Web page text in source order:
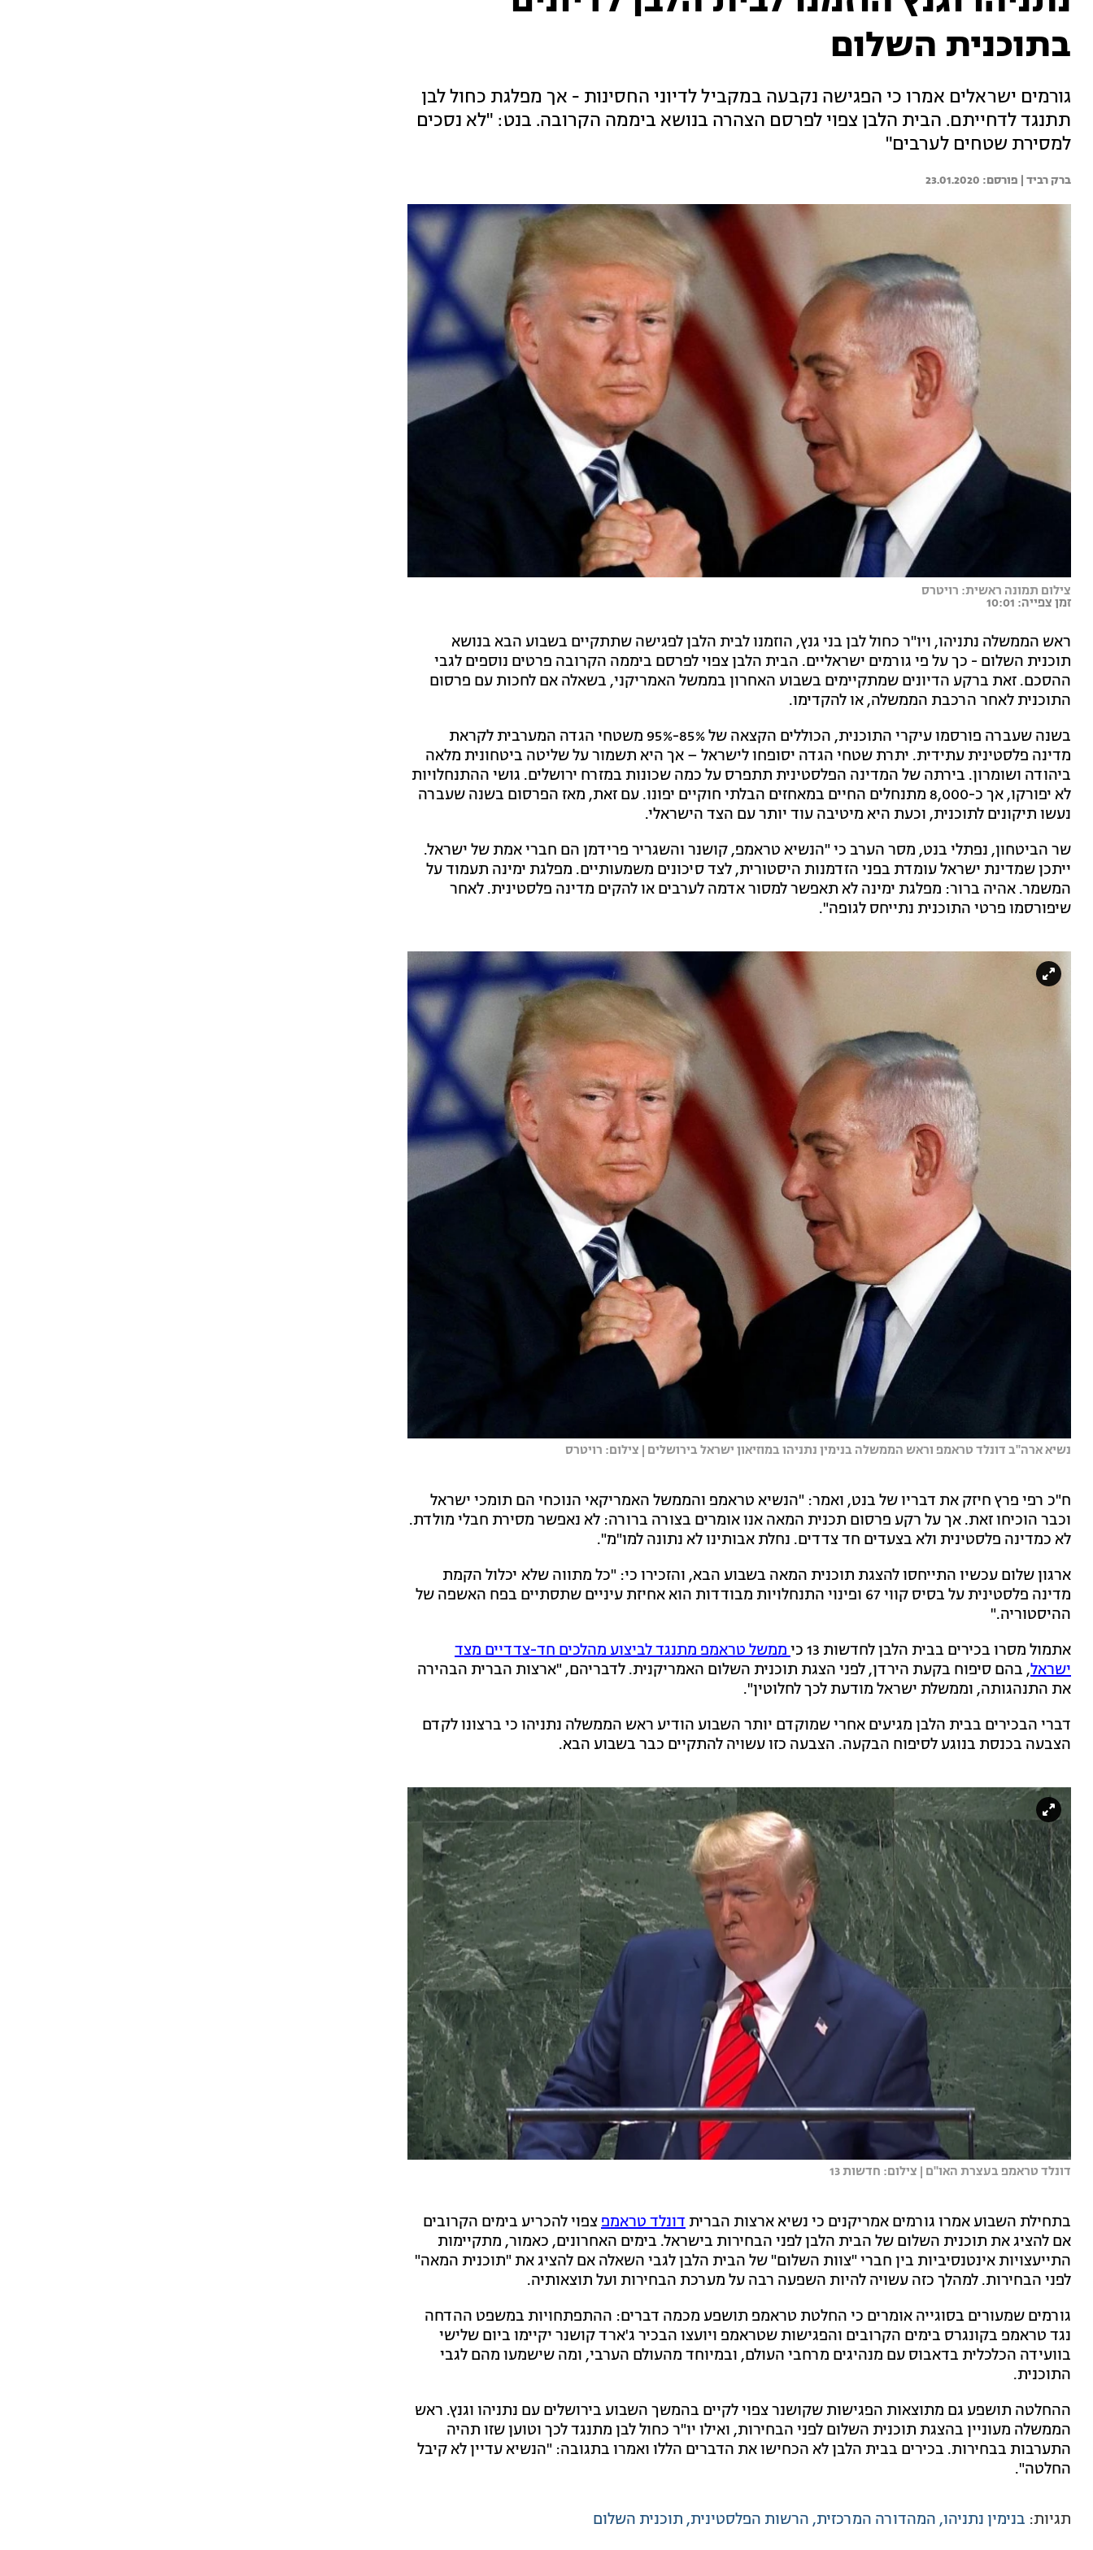
בתוכנית השלום
גורמים ישראלים אמרו כי הפגישה נקבעה במקביל לדיוני החסינות - אך מפלגת כחול לבן
תתנגד לדחייתם. הבית הלבן צפוי לפרסם הצהרה בנושא ביממה הקרובה. בנט: "לא נסכים
למסירת שטחים לערבים"
ברק רביד | 23.01.2020
צילום תמונה ראשית: רויטרס
זמן צפייה: 10:01
ראש הממשלה נתניהו, ויו"ר כחול לבן בני גנץ, הוזמנו לבית הלבן לפגישה שתתקיים בשבוע הבא בנושא
תוכנית השלום - כך על פי גורמים ישראליים. הבית הלבן צפוי לפרסם ביממה הקרובה פרטים נוספים לגבי
ההסכם. זאת ברקע הדיונים שמתקיימים בשבוע האחרון בממשל האמריקני, בשאלה אם לחכות עם פרסום
התוכנית לאחר הרכבת הממשלה, או להקדימו.
בשנה שעברה פורסמו עיקרי התוכנית, הכוללים הקצאה של 85%-95% משטחי הגדה המערבית לקראת
מדינה פלסטינית עתידית. יתרת שטחי הגדה יסופחו לישראל – אך היא תשמור על שליטה ביטחונית מלאה
ביהודה ושומרון. בירתה של המדינה הפלסטינית תתפרס על כמה שכונות במזרח ירושלים. גושי ההתנחלויות
לא יפורקו, אך כ-8,000 מתנחלים החיים במאחזים הבלתי חוקיים יפונו. עם זאת, מאז הפרסום בשנה שעברה
נעשו תיקונים לתוכנית, וכעת היא מיטיבה עוד יותר עם הצד הישראלי.
שר הביטחון, נפתלי בנט, מסר הערב כי "‏הנשיא טראמפ, קושנר והשגריר פרידמן הם חברי אמת של ישראל.
ייתכן שמדינת ישראל עומדת בפני הזדמנות היסטורית, לצד סיכונים משמעותיים. מפלגת ימינה תעמוד על
המשמר. אהיה ברור: מפלגת ימינה לא תאפשר למסור אדמה לערבים או להקים מדינה פלסטינית. לאחר
שיפורסמו פרטי התוכנית נתייחס לגופה".
נשיא ארה''ב דונלד טראמפ וראש הממשלה בנימין נתניהו במוזיאון ישראל בירושלים | צילום: רויטרס
ח"כ רפי פרץ חיזק את דבריו של בנט, ואמר: "הנשיא טראמפ והממשל האמריקאי הנוכחי הם תומכי ישראל
וכבר הוכיחו זאת. ‏אך על רקע פרסום תכנית המאה אנו אומרים בצורה ברורה: לא נאפשר מסירת חבלי מולדת.
לא כמדינה פלסטינית ולא בצעדים חד צדדים. נחלת אבותינו לא נתונה למו"מ".
ארגון שלום עכשיו התייחסו להצגת תוכנית המאה בשבוע הבא, והזכירו כי: "כל מתווה שלא יכלול הקמת
מדינה פלסטינית על בסיס קווי 67 ופינוי התנחלויות מבודדות הוא אחיזת עיניים שתסתיים בפח האשפה של
ההיסטוריה."
אתמול מסרו בכירים בבית הלבן לחדשות 13 כי
ממשל טראמפ מתנגד לביצוע מהלכים חד-צדדיים מצד
ישראל, בהם סיפוח בקעת הירדן, לפני הצגת תוכנית השלום האמריקנית. לדבריהם, "ארצות הברית הבהירה
את התנהגותה, וממשלת ישראל מודעת לכך לחלוטין".
דברי הבכירים בבית הלבן מגיעים אחרי שמוקדם יותר השבוע הודיע ראש הממשלה נתניהו כי ברצונו לקדם
הצבעה בכנסת בנוגע לסיפוח הבקעה. הצבעה כזו עשויה להתקיים כבר בשבוע הבא.
דונלד טראמפ בעצרת האו''ם | צילום: חדשות 13
בתחילת השבוע אמרו גורמים אמריקנים כי נשיא ארצות הברית דונלד טראמפצפוי להכריע בימים הקרובים
אם להציג את תוכנית השלום של הבית הלבן לפני הבחירות בישראל. בימים האחרונים, כאמור, מתקיימות
התייעצויות אינטנסיביות בין חברי "צוות השלום" של הבית הלבן לגבי השאלה אם להציג את "תוכנית המאה"
לפני הבחירות. למהלך כזה עשויה להיות השפעה רבה על מערכת הבחירות ועל תוצאותיה.
גורמים שמעורים בסוגייה אומרים כי החלטת טראמפ תושפע מכמה דברים: ההתפתחויות במשפט ההדחה
נגד טראמפ בקונגרס בימים הקרובים והפגישות שטראמפ ויועצו הבכיר ג'ארד קושנר יקיימו ביום שלישי
בוועידה הכלכלית בדאבוס עם מנהיגים מרחבי העולם, ובמיוחד מהעולם הערבי, ומה שישמעו מהם לגבי
התוכנית.
ההחלטה תושפע גם מתוצאות הפגישות שקושנר צפוי לקיים בהמשך השבוע בירושלים עם נתניהו וגנץ. ראש
הממשלה מעוניין בהצגת תוכנית השלום לפני הבחירות, ואילו יו"ר כחול לבן מתנגד לכך וטוען שזו תהיה
התערבות בבחירות. בכירים בבית הלבן לא הכחישו את הדברים הללו ואמרו בתגובה: "הנשיא עדיין לא קיבל
החלטה".
תגיות: בנימין נתניהו המהדורה המרכזית הרשות הפלסטינית תוכנית השלום